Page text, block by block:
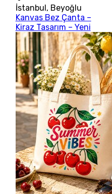
İstanbul , Beyoğlu
Kanvas Bez Çanta –
Kiraz Tasarım – Yeni